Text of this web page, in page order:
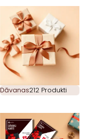
Dāvanas212 Produkti